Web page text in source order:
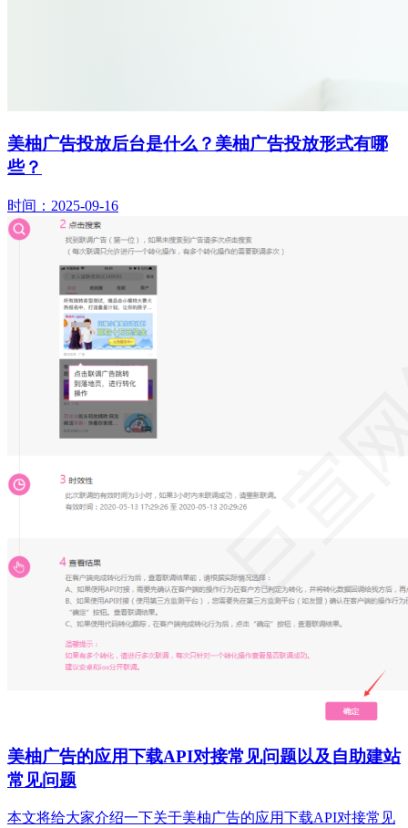
美柚广告投放后台是什么？美柚广告投放形式有哪
些？
时间：2025-09-16
美柚广告的应用下载API对接常见问题以及自助建站
常见问题
本文将给大家介绍一下关于美柚广告的应用下载API对接常见